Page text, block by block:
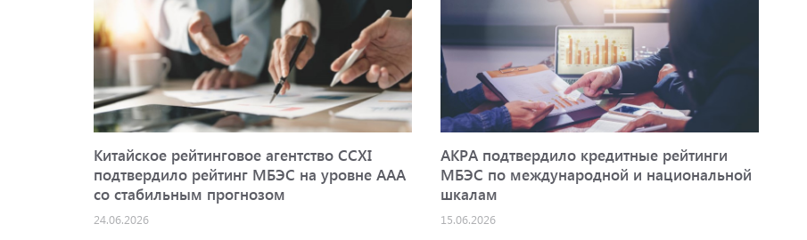
Китайское рейтинговое агентство CCXI
подтвердило рейтинг МБЭС на уровне AAA
со стабильным прогнозом
24.06.2026
АКРА подтвердило кредитные рейтинги
МБЭС по международной и национальной
шкалам
15.06.2026